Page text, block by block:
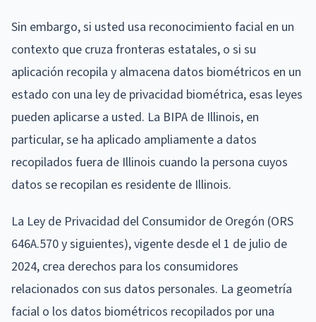
Sin embargo, si usted usa reconocimiento facial en un
contexto que cruza fronteras estatales, o si su
aplicación recopila y almacena datos biométricos en un
estado con una ley de privacidad biométrica, esas leyes
pueden aplicarse a usted. La BIPA de Illinois, en
particular, se ha aplicado ampliamente a datos
recopilados fuera de Illinois cuando la persona cuyos
datos se recopilan es residente de Illinois.
La Ley de Privacidad del Consumidor de Oregón (ORS
646A.570 y siguientes), vigente desde el 1 de julio de
2024, crea derechos para los consumidores
relacionados con sus datos personales. La geometría
facial o los datos biométricos recopilados por una